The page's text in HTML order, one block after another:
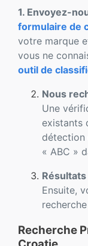
1. Envoyez-
formulaire de
votre marque
vous ne
outil de
Nous
Une
existants
détection
« ABC »
Ensuite,
Recherche